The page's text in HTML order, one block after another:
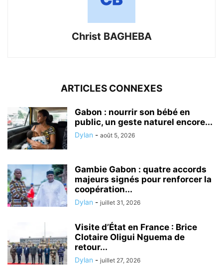
Christ BAGHEBA
ARTICLES CONNEXES
Gabon : nourrir son bébé en
public, un geste naturel encore...
Dylan - août 5, 2026
Gambie Gabon : quatre accords
majeurs signés pour renforcer la
coopération...
Dylan - juillet 31, 2026
Visite d’État en France : Brice
Clotaire Oligui Nguema de
retour...
Dylan - juillet 27, 2026